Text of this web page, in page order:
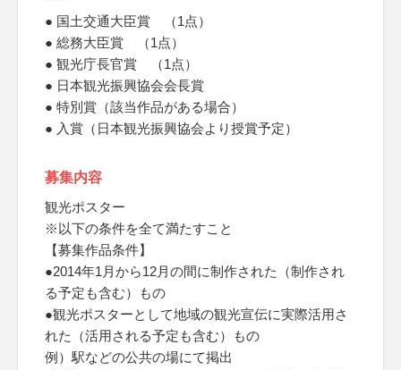
● 国土交通大臣賞 （1点）
● 総務大臣賞 （1点）
● 観光庁長官賞 （1点）
● 日本観光振興協会会長賞
● 特別賞（該当作品がある場合）
● 入賞（日本観光振興協会より授賞予定）
募集内容
観光ポスター
※以下の条件を全て満たすこと
【募集作品条件】
●2014年1月から12月の間に制作された（制作され
る予定も含む）もの
●観光ポスターとして地域の観光宣伝に実際活用さ
れた（活用される予定も含む）もの
例）駅などの公共の場にて掲出